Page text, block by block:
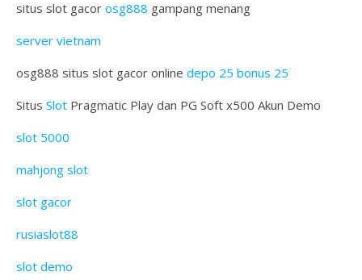
situs slot gacor osg888 gampang menang
server vietnam
osg888 situs slot gacor online depo 25 bonus 25
Situs Slot Pragmatic Play dan PG Soft x500 Akun Demo
slot 5000
mahjong slot
slot gacor
rusiaslot88
slot demo